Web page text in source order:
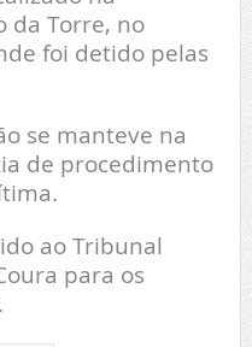
da Torre, no
foi detido pelas
se manteve na
de procedimento
ao Tribunal
para os